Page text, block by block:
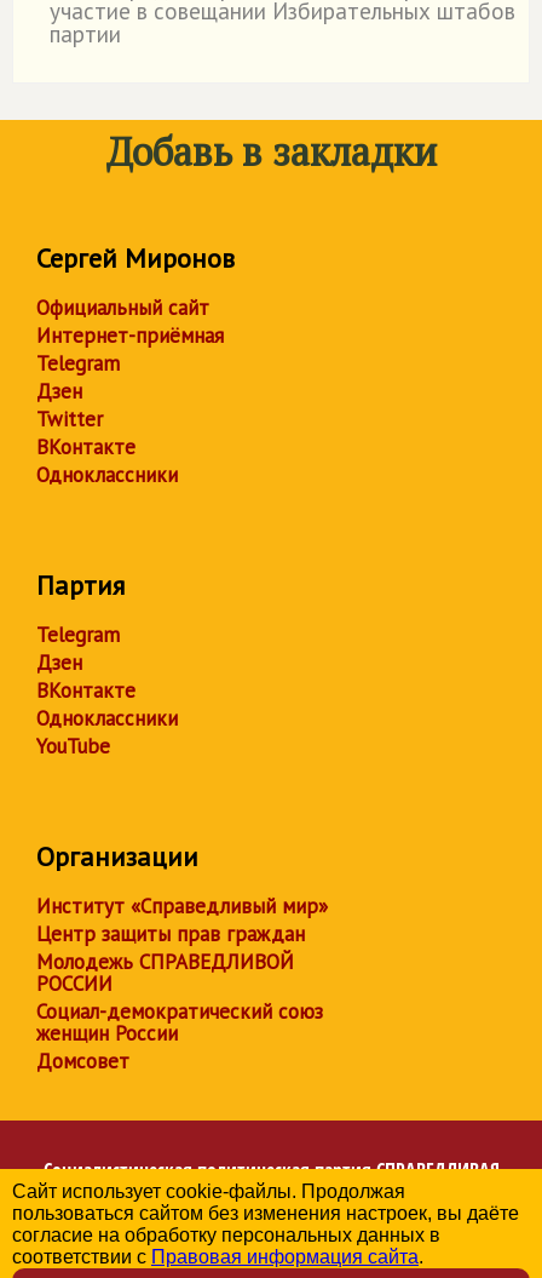
участие в совещании Избирательных штабов
партии
Добавь в закладки
Сергей Миронов
Официальный сайт
Интернет-приёмная
Telegram
Дзен
Twitter
ВКонтакте
Одноклассники
Партия
Telegram
Дзен
ВКонтакте
Одноклассники
YouTube
Организации
Институт «Справедливый мир»
Центр защиты прав граждан
Молодежь СПРАВЕДЛИВОЙ
РОССИИ
Социал-демократический союз
женщин России
Домсовет
Социалистическая политическая партияСПРАВЕДЛИВАЯ
РОССИЯ
Региональное отделение партии в Республике Дагестан
© 2006-2026
Сайт использует cookie-файлы. Продолжая
пользоваться сайтом без изменения настроек, вы даёте
согласие на обработку персональных данных в
соответствии с Правовая информация сайта.